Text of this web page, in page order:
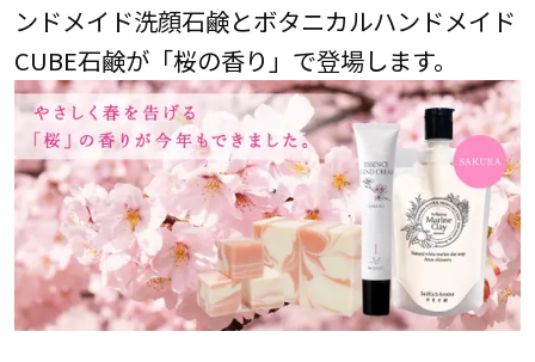
ンドメイド洗顔石鹸とボタニカルハンドメイド
CUBE石鹸が「桜の香り」で登場します。